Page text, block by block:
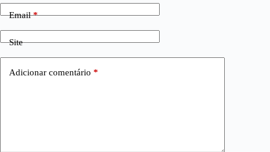
Email*
Site
Adicionar comentário *